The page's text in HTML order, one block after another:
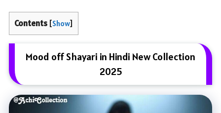
Contents [Show]
Mood off Shayari in Hindi New Collection
2025